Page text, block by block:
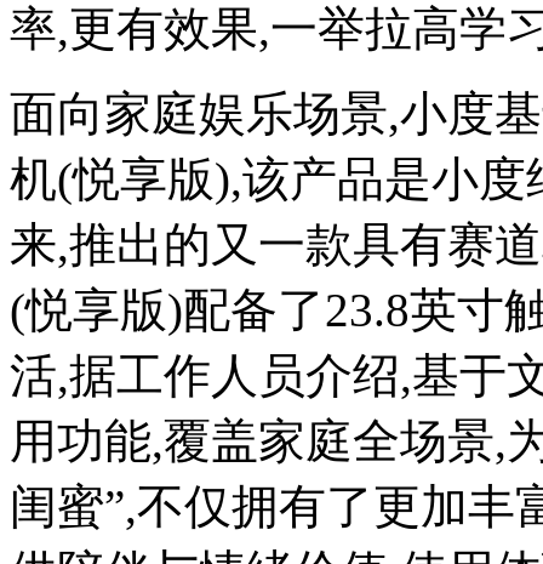
率,更有效果,一举拉高学
面向家庭娱乐场景,小度
机(悦享版),该产品是小
来,推出的又一款具有赛
(悦享版)配备了23.8英寸
活,据工作人员介绍,基于
用功能,覆盖家庭全场景,
闺蜜”,不仅拥有了更加丰